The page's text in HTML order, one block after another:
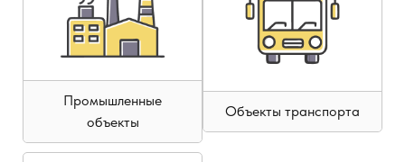
Промышленные
объекты
Объекты транспорта